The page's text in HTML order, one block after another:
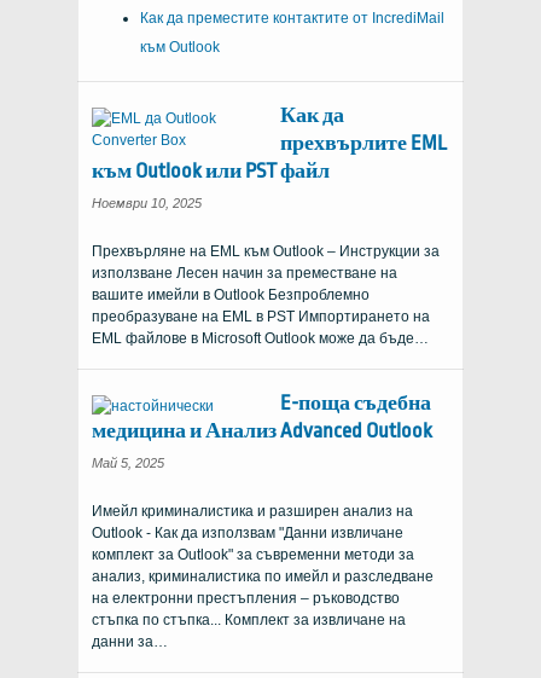
Как да преместите контактите от IncrediMail
към Outlook
Как да
прехвърлите EML
към Outlook или PST файл
Ноември 10, 2025
Прехвърляне на EML към Outlook – Инструкции за
използване Лесен начин за преместване на
вашите имейли в Outlook Безпроблемно
преобразуване на EML в PST Импортирането на
EML файлове в Microsoft Outlook може да бъде…
E-поща съдебна
медицина и Анализ Advanced Outlook
Май 5, 2025
Имейл криминалистика и разширен анализ на
Outlook - Как да използвам "Данни извличане
комплект за Outlook" за съвременни методи за
анализ, криминалистика по имейл и разследване
на електронни престъпления – ръководство
стъпка по стъпка... Комплект за извличане на
данни за…